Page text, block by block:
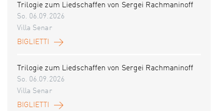
Trilogie zum Liedschaffen von Sergei Rachmaninoff
So. 06.09.2026
Villa Senar
BIGLIETTI
Trilogie zum Liedschaffen von Sergei Rachmaninoff
So. 06.09.2026
Villa Senar
BIGLIETTI